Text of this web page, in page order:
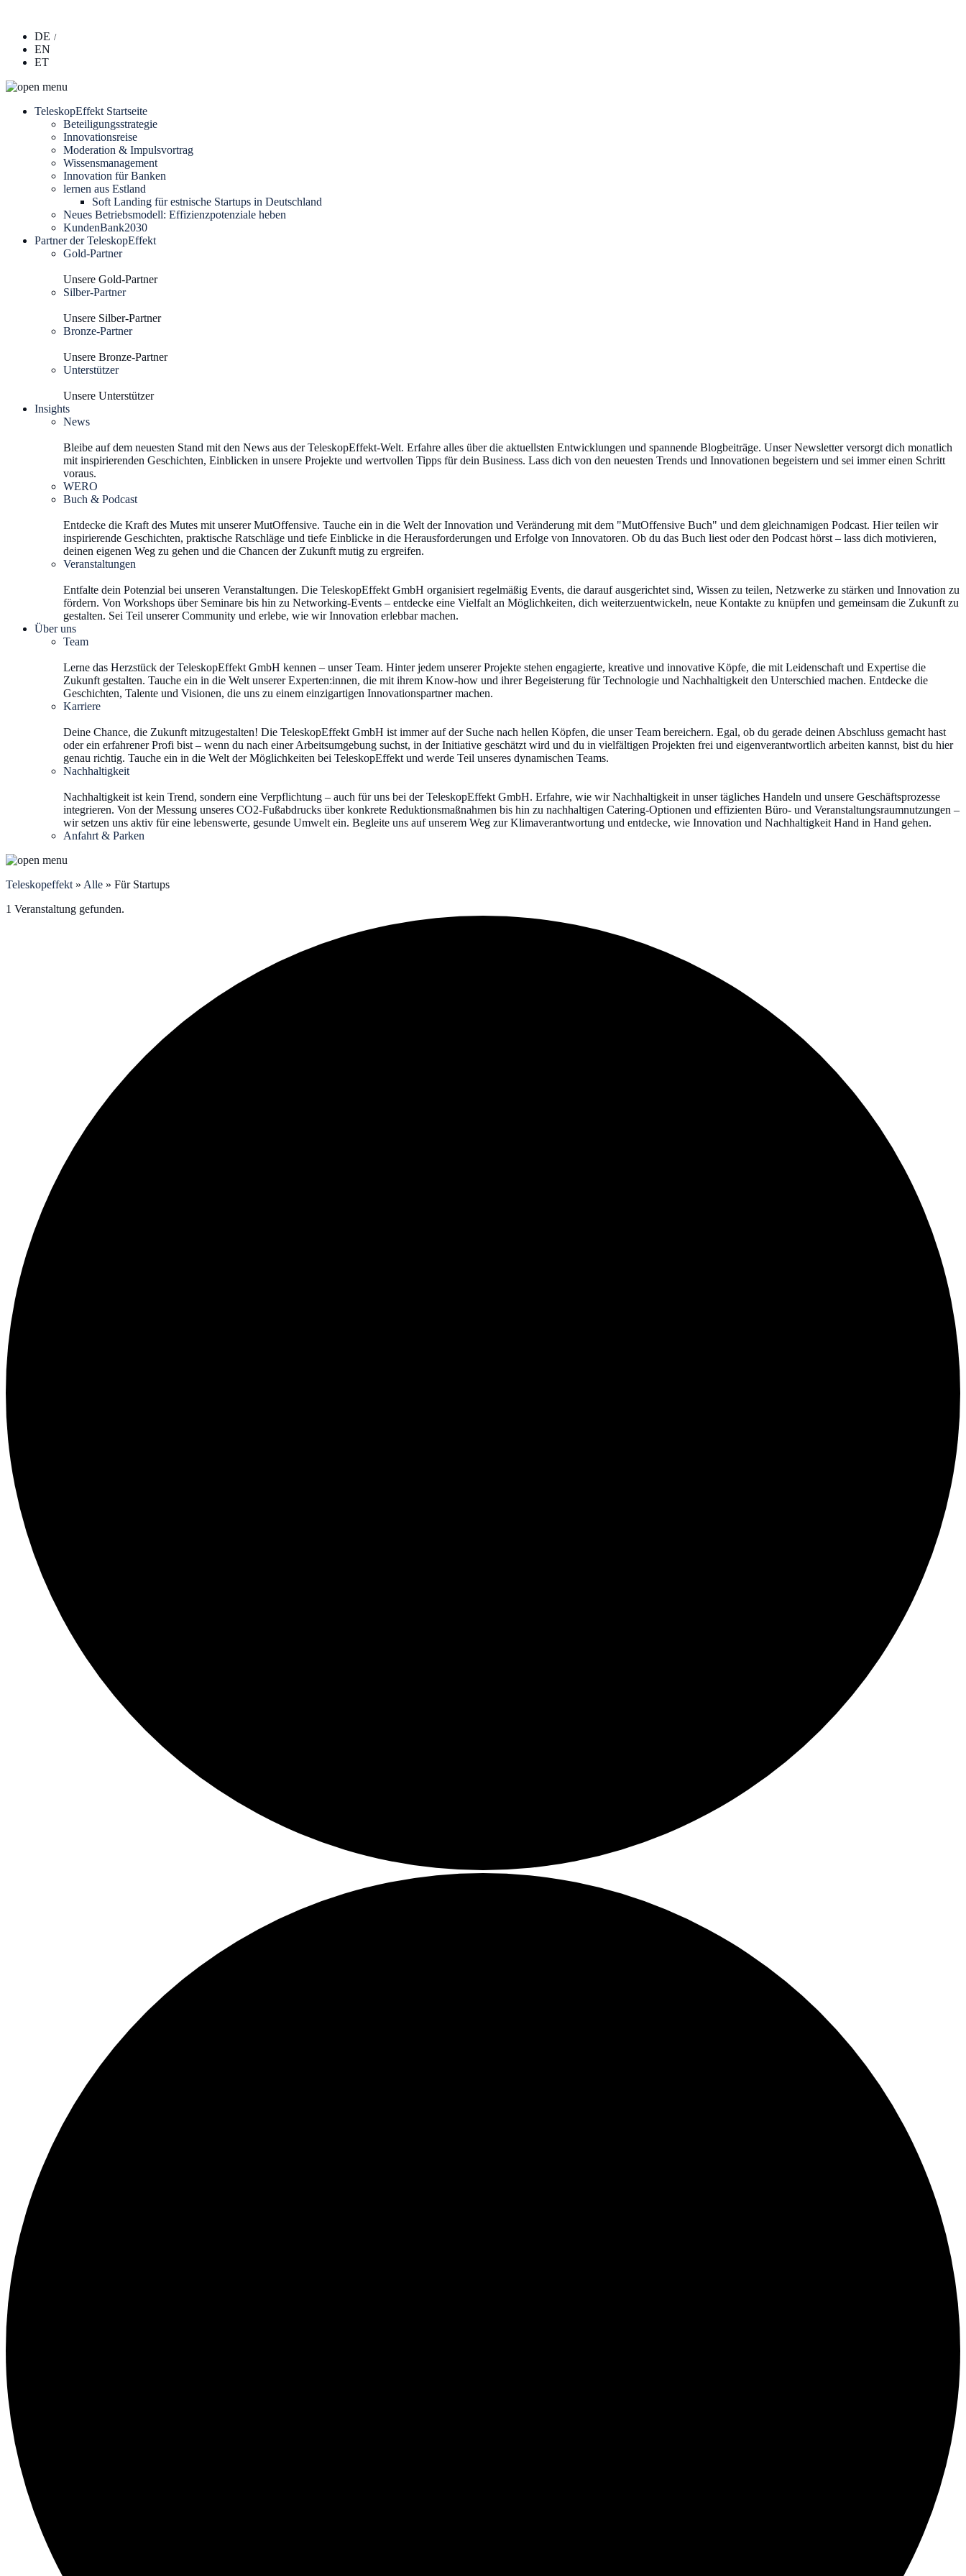
DE
EN
ET
TeleskopEffekt Startseite
Beteiligungsstrategie
Innovationsreise
Moderation & Impulsvortrag
Wissensmanagement
Innovation für Banken
lernen aus Estland
Soft Landing für estnische Startups in Deutschland
Neues Betriebsmodell: Effizienzpotenziale heben
KundenBank2030
Partner der TeleskopEffekt
Gold-Partner
Unsere Gold-Partner
Silber-Partner
Unsere Silber-Partner
Bronze-Partner
Unsere Bronze-Partner
Unterstützer
Unsere Unterstützer
Insights
News
Bleibe auf dem neuesten Stand mit den News aus der TeleskopEffekt-Welt. Erfahre alles über die aktuellsten Entwicklungen und spannende Blogbeiträge. Unser Newsletter versorgt dich monatlich
mit inspirierenden Geschichten, Einblicken in unsere Projekte und wertvollen Tipps für dein Business. Lass dich von den neuesten Trends und Innovationen begeistern und sei immer einen Schritt
voraus.
WERO
Buch & Podcast
Entdecke die Kraft des Mutes mit unserer MutOffensive. Tauche ein in die Welt der Innovation und Veränderung mit dem "MutOffensive Buch" und dem gleichnamigen Podcast. Hier teilen wir
inspirierende Geschichten, praktische Ratschläge und tiefe Einblicke in die Herausforderungen und Erfolge von Innovatoren. Ob du das Buch liest oder den Podcast hörst – lass dich motivieren,
deinen eigenen Weg zu gehen und die Chancen der Zukunft mutig zu ergreifen.
Veranstaltungen
Entfalte dein Potenzial bei unseren Veranstaltungen. Die TeleskopEffekt GmbH organisiert regelmäßig Events, die darauf ausgerichtet sind, Wissen zu teilen, Netzwerke zu stärken und Innovation zu
fördern. Von Workshops über Seminare bis hin zu Networking-Events – entdecke eine Vielfalt an Möglichkeiten, dich weiterzuentwickeln, neue Kontakte zu knüpfen und gemeinsam die Zukunft zu
gestalten. Sei Teil unserer Community und erlebe, wie wir Innovation erlebbar machen.
Über uns
Team
Lerne das Herzstück der TeleskopEffekt GmbH kennen – unser Team. Hinter jedem unserer Projekte stehen engagierte, kreative und innovative Köpfe, die mit Leidenschaft und Expertise die
Zukunft gestalten. Tauche ein in die Welt unserer Experten:innen, die mit ihrem Know-how und ihrer Begeisterung für Technologie und Nachhaltigkeit den Unterschied machen. Entdecke die
Geschichten, Talente und Visionen, die uns zu einem einzigartigen Innovationspartner machen.
Karriere
Deine Chance, die Zukunft mitzugestalten! Die TeleskopEffekt GmbH ist immer auf der Suche nach hellen Köpfen, die unser Team bereichern. Egal, ob du gerade deinen Abschluss gemacht hast
oder ein erfahrener Profi bist – wenn du nach einer Arbeitsumgebung suchst, in der Initiative geschätzt wird und du in vielfältigen Projekten frei und eigenverantwortlich arbeiten kannst, bist du hier
genau richtig. Tauche ein in die Welt der Möglichkeiten bei TeleskopEffekt und werde Teil unseres dynamischen Teams.
Nachhaltigkeit
Nachhaltigkeit ist kein Trend, sondern eine Verpflichtung – auch für uns bei der TeleskopEffekt GmbH. Erfahre, wie wir Nachhaltigkeit in unser tägliches Handeln und unsere Geschäftsprozesse
integrieren. Von der Messung unseres CO2-Fußabdrucks über konkrete Reduktionsmaßnahmen bis hin zu nachhaltigen Catering-Optionen und effizienten Büro- und Veranstaltungsraumnutzungen –
wir setzen uns aktiv für eine lebenswerte, gesunde Umwelt ein. Begleite uns auf unserem Weg zur Klimaverantwortung und entdecke, wie Innovation und Nachhaltigkeit Hand in Hand gehen.
Anfahrt & Parken
Teleskopeffekt » Alle » Für Startups
1 Veranstaltung gefunden.